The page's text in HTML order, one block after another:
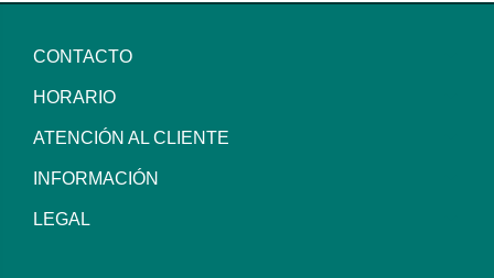
CONTACTO
HORARIO
ATENCIÓN AL CLIENTE
INFORMACIÓN
LEGAL